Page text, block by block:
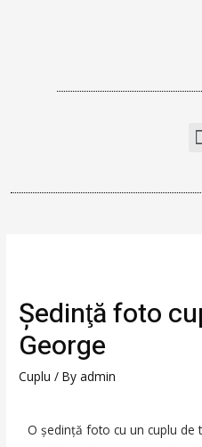
Şedinţă foto
George
Cuplu / Byadmin
O şedinţă foto cu un cuplu